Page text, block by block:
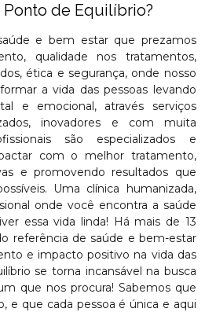
de Equilíbrio?
e bem estar que prezamos
qualidade nos tratamentos,
ética e segurança, onde nosso
a vida das pessoas levando
e emocional, através serviços
inovadores e com muita
são especializados e
com o melhor tratamento,
e promovendo resultados que
Uma clínica humanizada,
onde você encontra a saúde
essa vida linda! Há mais de 13
referência de saúde e bem-estar
e impacto positivo na vida das
se torna incansável na busca
que nos procura! Sabemos que
e que cada pessoa é única e aqui